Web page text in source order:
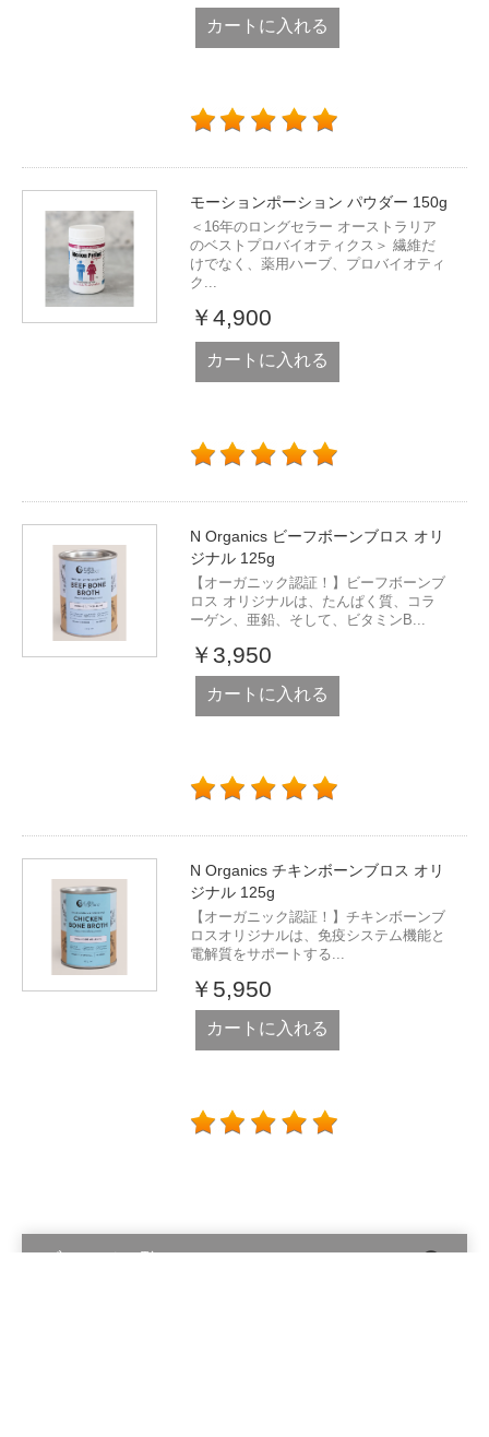
カートに入れる
モーションポーション パウダー 150g
＜16年のロングセラー オーストラリア
のベストプロバイオティクス＞ 繊維だ
けでなく、薬用ハーブ、プロバイオティ
ク...
￥4,900
カートに入れる
N Organics ビーフボーンブロス オリ
ジナル 125g
【オーガニック認証！】ビーフボーンブ
ロス オリジナルは、たんぱく質、コラ
ーゲン、亜鉛、そして、ビタミンB...
￥3,950
カートに入れる
N Organics チキンボーンブロス オリ
ジナル 125g
【オーガニック認証！】チキンボーンブ
ロスオリジナルは、免疫システム機能と
電解質をサポートする...
￥5,950
カートに入れる
ブランド一覧